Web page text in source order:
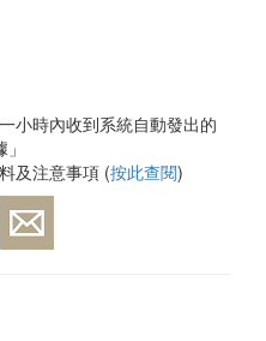
小時內收到系統自動發出的
及注意事項 (按此查閱)